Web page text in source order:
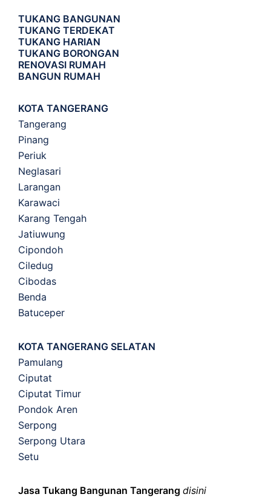
TUKANG BANGUNAN
TUKANG TERDEKAT
TUKANG HARIAN
TUKANG BORONGAN
RENOVASI RUMAH
BANGUN RUMAH
KOTA TANGERANG
Tangerang
Pinang
Periuk
Neglasari
Larangan
Karawaci
Karang Tengah
Jatiuwung
Cipondoh
Ciledug
Cibodas
Benda
Batuceper
KOTA TANGERANG SELATAN
Pamulang
Ciputat
Ciputat Timur
Pondok Aren
Serpong
Serpong Utara
Setu
Jasa Tukang Bangunan Tangerang disini